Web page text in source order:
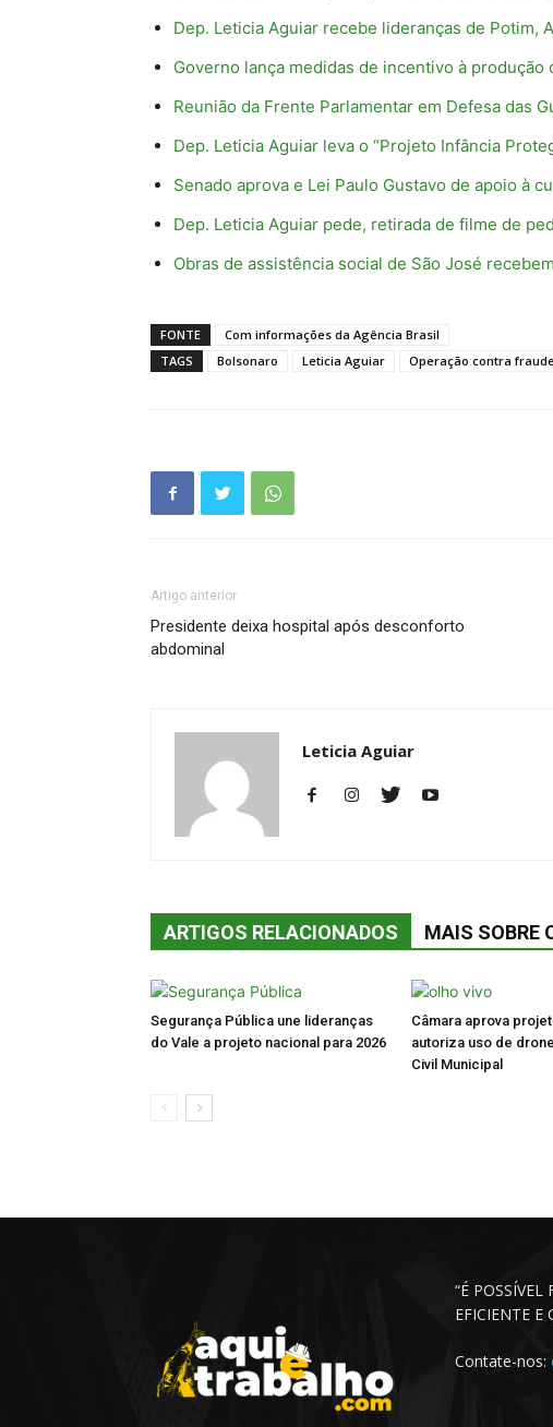
Dep. Leticia Aguiar recebe lideranças de Potim,
Governo lança medidas de incentivo à produção
Reunião da Frente Parlamentar em Defesa das
Dep. Leticia Aguiar leva o “Projeto Infância
Senado aprova e Lei Paulo Gustavo de apoio à
Dep. Leticia Aguiar pede, retirada de filme de
Obras de assistência social de São José
FONTE
Com informações da Agência Brasil
TAGS
Bolsonaro Leticia Aguiar Operação contra
Artigo anterior
Presidente deixa hospital após desconforto
abdominal
Leticia Aguiar
ARTIGOS RELACIONADOS MAIS SOBRE
Segurança Pública une lideranças
do Vale a projeto nacional para 2026
Câmara aprova
autoriza uso de
Civil Municipal
“É
EFICIENTE E
Contate-nos: